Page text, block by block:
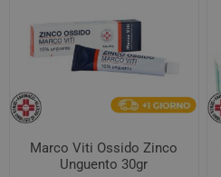
Marco Viti Ossido Zinco
Unguento 30gr